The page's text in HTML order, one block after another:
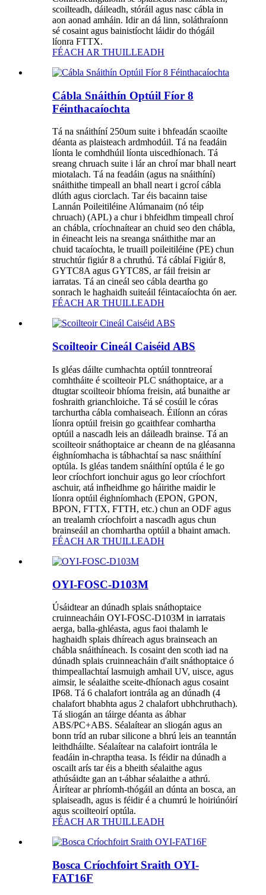
scoilteadh, dáileadh, stóráil agus nasc cábla in
aon aonad amháin. Idir an dá linn, soláthraíonn
sé cosaint agus bainistíocht láidir do thógáil
líonra FTTX.
FÉACH AR THUILLEADH
Cábla Snáithín Optúil Fíor 8
Féinthacaíochta
Tá na snáithíní 250um suite i bhfeadán scaoilte
déanta as plaisteach ardmhodúil. Tá na feadáin
líonta le comhdhúil líonta uiscedhíonach. Tá
sreang chruach suite i lár an chroí mar bhall neart
miotalach. Tá na feadáin (agus na snáithíní)
snáithithe timpeall an bhall neart i gcroí cábla
dlúth agus ciorclach. Tar éis bacainn taise
Lannán Poileitiléine Alúmanaim (nó téip
chruach) (APL) a chur i bhfeidhm timpeall chroí
an chábla, críochnaítear an chuid seo den chábla,
in éineacht leis na sreanga snáithithe mar an
chuid tacaíochta, le truaill poileitiléine (PE) chun
struchtúr figiúr 8 a chruthú. Tá cáblaí Figiúr 8,
GYTC8A agus GYTC8S, ar fáil freisin ar
iarratas. Tá an cineál seo cábla deartha go
sonrach le haghaidh suiteáil féintacaíochta ón aer.
FÉACH AR THUILLEADH
Scoilteoir Cineál Caiséid ABS
Is gléas dáilte cumhachta optúil tonntreoraí
comhtháite é scoilteoir PLC snáthoptaice, ar a
dtugtar scoilteoir bhíoma freisin, atá bunaithe ar
foshraith grianchloiche. Tá sé cosúil le córas
tarchurtha cábla comhaiseach. Éilíonn an córas
líonra optúil freisin go gcaithfear comhartha
optúil a nascadh leis an dáileadh brainse. Tá an
scoilteoir snáthoptaice ar cheann de na gléasanna
éighníomhacha is tábhachtaí sa nasc snáithíní
optúla. Is gléas tandem snáithíní optúla é le go
leor críochfort ionchuir agus go leor críochfort
aschuir, atá infheidhme go háirithe maidir le
líonra optúil éighníomhach (EPON, GPON,
BPON, FTTX, FTTH, etc.) chun an ODF agus
an trealamh críochfoirt a nascadh agus chun
brainseáil an chomhartha optúil a bhaint amach.
FÉACH AR THUILLEADH
OYI-FOSC-D103M
Úsáidtear an dúnadh splais snáthoptaice
cruinneacháin OYI-FOSC-D103M in iarratais
aerga, balla-ghléasta, agus faoi thalamh le
haghaidh splais dhíreach agus brainseach an
chábla snáithíneach. Is cosaint den scoth iad na
dúnadh splais cruinneacháin d'ailt snáthoptaice ó
thimpeallachtaí lasmuigh amhail UV, uisce, agus
aimsir, le séalaithe sceite-dhíonach agus cosaint
IP68. Tá 6 chalafort iontrála ag an dúnadh (4
chalafort bhabhta agus 2 chalafort ubhchruthach).
Tá sliogán an táirge déanta as ábhar
ABS/PC+ABS. Séalaítear an sliogán agus an
bonn tríd an rubar silicone a bhrú leis an teanntán
leithdháilte. Séalaítear na calafoirt iontrála le
feadáin in-chraptha teasa. Is féidir na dúnadh a
oscailt arís tar éis a bheith séalaithe agus
athúsáidte gan an t-ábhar séalaithe a athrú.
Áirítear ar phríomh-thógáil an dúnta an bosca, an
splaiseadh, agus is féidir é a chumrú le hoiriúnóirí
agus scoilteoirí optúla.
FÉACH AR THUILLEADH
Bosca Críochfoirt Sraith OYI-
FAT16F